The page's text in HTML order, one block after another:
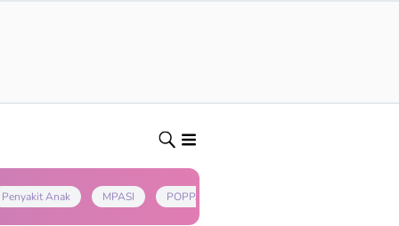
Penyakit Anak MPASI POPPAPA